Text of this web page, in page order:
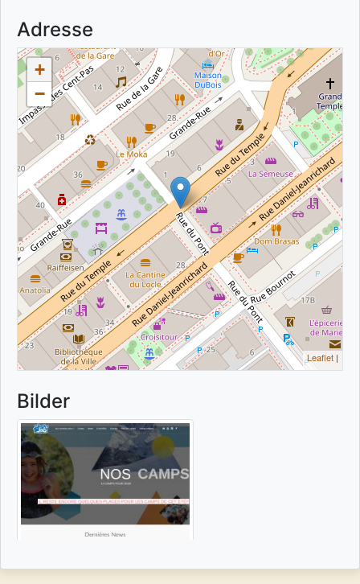
Adresse
+
−
Leaflet |
Bilder